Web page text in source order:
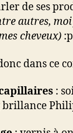
de ses
autres,
cheveux) :p
dans ce
:
brillance